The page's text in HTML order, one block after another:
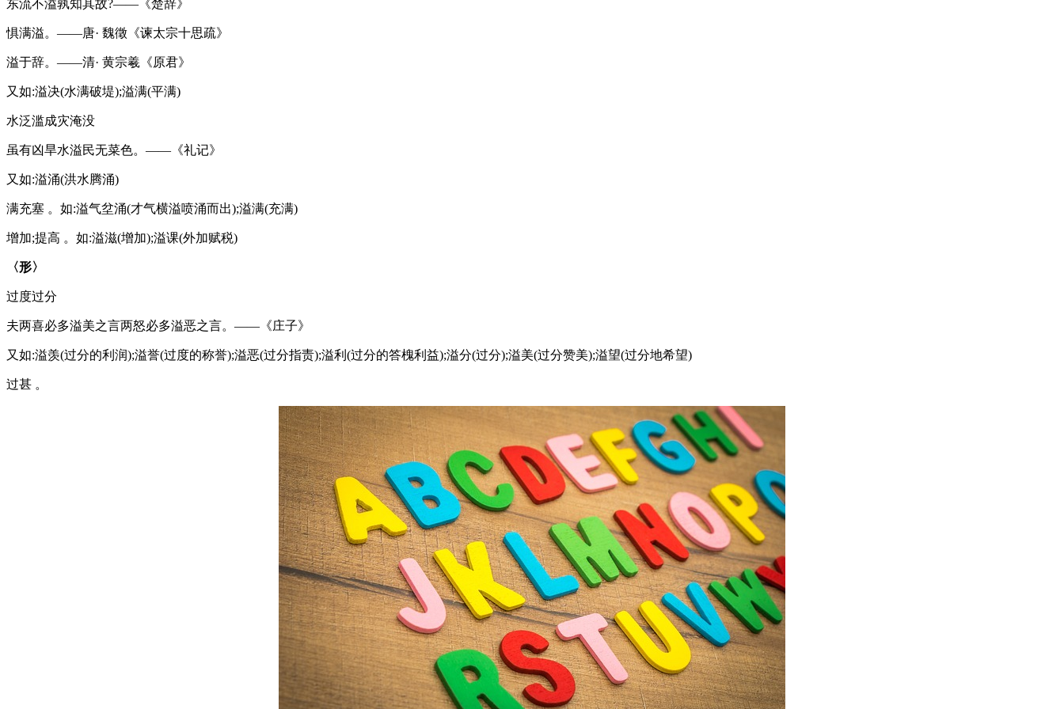
东流不溢孰知其故?——《楚辞》
惧满溢。——唐· 魏徵《谏太宗十思疏》
溢于辞。——清· 黄宗羲《原君》
又如:溢决(水满破堤);溢满(平满)
水泛滥成灾淹没
虽有凶旱水溢民无菜色。——《礼记》
又如:溢涌(洪水腾涌)
满充塞 。如:溢气坌涌(才气横溢喷涌而出);溢满(充满)
增加;提高 。如:溢滋(增加);溢课(外加赋税)
〈形〉
过度过分
夫两喜必多溢美之言两怒必多溢恶之言。——《庄子》
又如:溢羡(过分的利润);溢誉(过度的称誉);溢恶(过分指责);溢利(过分的答槐利益);溢分(过分);溢美(过分赞美);溢望(过分地希望)
过甚 。